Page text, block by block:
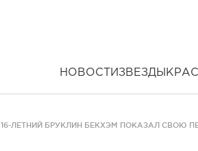
НОВОСТИ ЗВЕЗДЫ
16-ЛЕТНИЙ БРУКЛИН БЕКХЭМ ПОКАЗАЛ СВОЮ